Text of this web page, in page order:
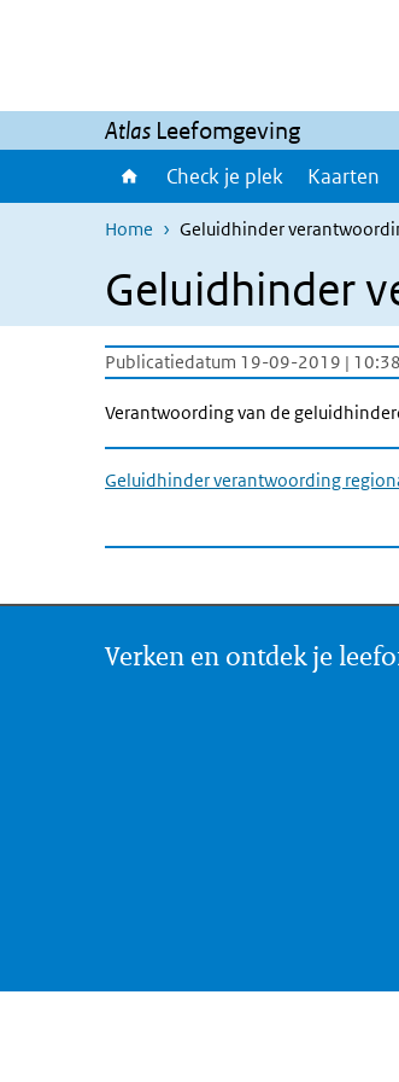
Atlas Leefomgeving
Check je plek Kaarten
Home Geluidhinder
Geluidhinder
Publicatiedatum 19-09-2019 | 10:38
Verantwoording van de
Geluidhinder verantwoording
Verken en ontdek je